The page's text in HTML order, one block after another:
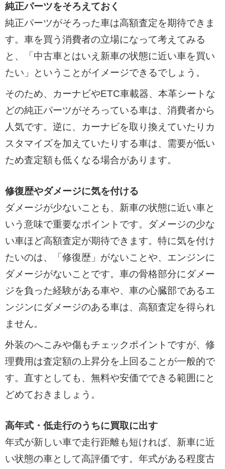
純正パーツをそろえておく
純正パーツがそろった車は高額査定を期待できま
す。車を買う消費者の立場になって考えてみる
と、「中古車とはいえ新車の状態に近い車を買い
たい」ということがイメージできるでしょう。
そのため、カーナビやETC車載器、本革シートな
どの純正パーツがそろっている車は、消費者から
人気です。逆に、カーナビを取り換えていたりカ
スタマイズを加えていたりする車は、需要が低い
ため査定額も低くなる場合があります。
修復歴やダメージに気を付ける
ダメージが少ないことも、新車の状態に近い車と
いう意味で重要なポイントです。ダメージの少な
い車ほど高額査定が期待できます。特に気を付け
たいのは、「修復歴」がないことや、エンジンに
ダメージがないことです。車の骨格部分にダメー
ジを負った経験がある車や、車の心臓部であるエ
ンジンにダメージのある車は、高額査定を得られ
ません。
外装のへこみや傷もチェックポイントですが、修
理費用は査定額の上昇分を上回ることが一般的で
す。直すとしても、無料や安価でできる範囲にと
どめておきましょう。
高年式・低走行のうちに買取に出す
年式が新しい車で走行距離も短ければ、新車に近
い状態の車として高評価です。年式がある程度古